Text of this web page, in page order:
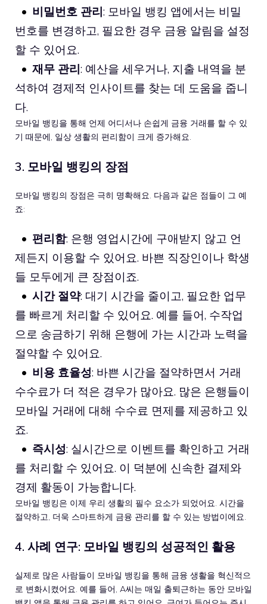
비밀번호 관리: 모바일 뱅킹 앱에서는 비밀
번호를 변경하고, 필요한 경우 금융 알림을 설정
할 수 있어요.
재무 관리: 예산을 세우거나, 지출 내역을 분
석하여 경제적 인사이트를 찾는 데 도움을 줍니
다.
모바일 뱅킹을 통해 언제 어디서나 손쉽게 금융 거래를 할 수 있
기 때문에, 일상 생활의 편리함이 크게 증가해요.
3. 모바일 뱅킹의 장점
모바일 뱅킹의 장점은 극히 명확해요. 다음과 같은 점들이 그 예
죠:
편리함: 은행 영업시간에 구애받지 않고 언
제든지 이용할 수 있어요. 바쁜 직장인이나 학생
들 모두에게 큰 장점이죠.
시간 절약: 대기 시간을 줄이고, 필요한 업무
를 빠르게 처리할 수 있어요. 예를 들어, 수작업
으로 송금하기 위해 은행에 가는 시간과 노력을
절약할 수 있어요.
비용 효율성: 바쁜 시간을 절약하면서 거래
수수료가 더 적은 경우가 많아요. 많은 은행들이
모바일 거래에 대해 수수료 면제를 제공하고 있
죠.
즉시성: 실시간으로 이벤트를 확인하고 거래
를 처리할 수 있어요. 이 덕분에 신속한 결제와
경제 활동이 가능합니다.
모바일 뱅킹은 이제 우리 생활의 필수 요소가 되었어요. 시간을
절약하고, 더욱 스마트하게 금융 관리를 할 수 있는 방법이에요.
4. 사례 연구: 모바일 뱅킹의 성공적인 활용
실제로 많은 사람들이 모바일 뱅킹을 통해 금융 생활을 혁신적으
로 변화시켰어요. 예를 들어, A씨는 매일 출퇴근하는 동안 모바일